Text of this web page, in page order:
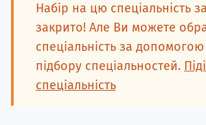
Набір на цю спеціальність
закрито! Але Ви можете
спеціальність за допомогою
підбору спеціальностей.
спеціальність